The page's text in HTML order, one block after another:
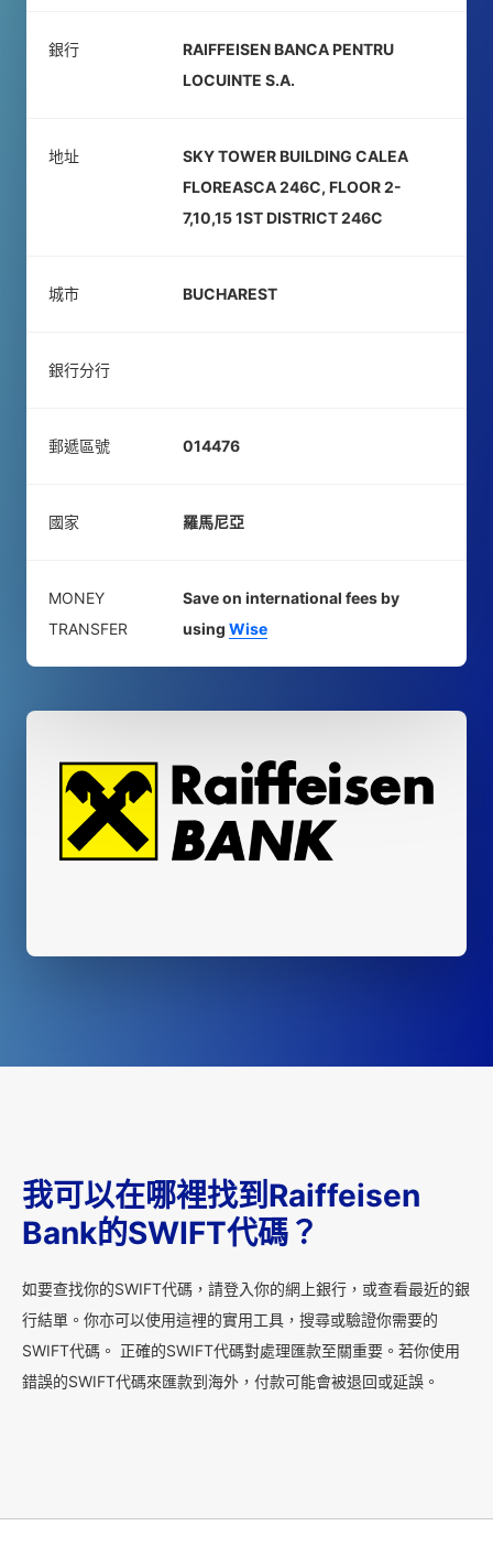
銀行
RAIFFEISEN BANCA PENTRU
LOCUINTE S.A.
地址
SKY TOWER BUILDING CALEA
FLOREASCA 246C, FLOOR 2-
7,10,15 1ST DISTRICT 246C
城市 BUCHAREST
銀行分行
郵遞區號 014476
國家 羅馬尼亞
MONEY
TRANSFER
Save on international fees by
using Wise
我可以在哪裡找到Raiffeisen
Bank的SWIFT代碼？
如要查找你的SWIFT代碼，請登入你的網上銀行，或查看最近的銀
行結單。你亦可以使用這裡的實用工具，搜尋或驗證你需要的
SWIFT代碼。 正確的SWIFT代碼對處理匯款至關重要。若你使用
錯誤的SWIFT代碼來匯款到海外，付款可能會被退回或延誤。